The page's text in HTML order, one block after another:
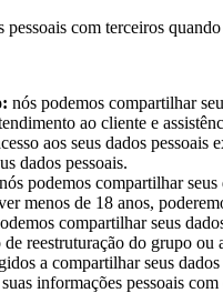
pessoais com terceiros
nós podemos compartilhar
ao cliente e
aos seus dados
dados pessoais.
nós podemos compartilhar
menos de 18 anos,
compartilhar seus
reestruturação do grupo ou
a compartilhar seus
informações pessoais